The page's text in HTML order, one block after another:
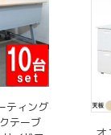
ティング
テーブ